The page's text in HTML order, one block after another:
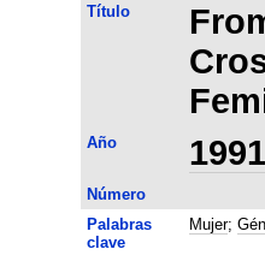
Título
Año 1991
Número
Palabras
clave
Mujer;